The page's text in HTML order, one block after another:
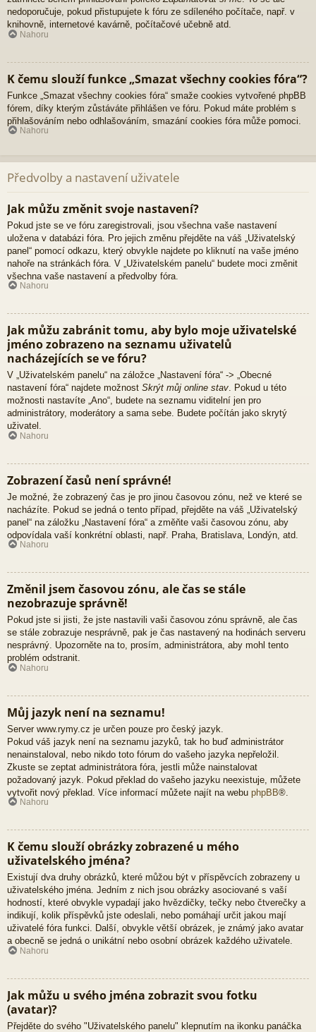
nedoporučuje, pokud přistupujete k fóru ze sdíleného počítače, např. v
knihovně, internetové kavárně, počítačové učebně atd.
Nahoru
K čemu slouží funkce „Smazat všechny cookies fóra“?
Funkce „Smazat všechny cookies fóra“ smaže cookies vytvořené phpBB
fórem, díky kterým zůstáváte přihlášen ve fóru. Pokud máte problém s
přihlašováním nebo odhlašováním, smazání cookies fóra může pomoci.
Nahoru
Předvolby a nastavení uživatele
Jak můžu změnit svoje nastavení?
Pokud jste se ve fóru zaregistrovali, jsou všechna vaše nastavení
uložena v databázi fóra. Pro jejich změnu přejděte na váš „Uživatelský
panel“ pomocí odkazu, který obvykle najdete po kliknutí na vaše jméno
nahoře na stránkách fóra. V „Uživatelském panelu“ budete moci změnit
všechna vaše nastavení a předvolby fóra.
Nahoru
Jak můžu zabránit tomu, aby bylo moje uživatelské
jméno zobrazeno na seznamu uživatelů
nacházejících se ve fóru?
V „Uživatelském panelu“ na záložce „Nastavení fóra“ -> „Obecné
nastavení fóra“ najdete možnost Skrýt můj online stav. Pokud u této
možnosti nastavíte „Ano“, budete na seznamu viditelní jen pro
administrátory, moderátory a sama sebe. Budete počítán jako skrytý
uživatel.
Nahoru
Zobrazení časů není správné!
Je možné, že zobrazený čas je pro jinou časovou zónu, než ve které se
nacházíte. Pokud se jedná o tento případ, přejděte na váš „Uživatelský
panel“ na záložku „Nastavení fóra“ a změňte vaši časovou zónu, aby
odpovídala vaší konkrétní oblasti, např. Praha, Bratislava, Londýn, atd.
Nahoru
Změnil jsem časovou zónu, ale čas se stále
nezobrazuje správně!
Pokud jste si jisti, že jste nastavili vaši časovou zónu správně, ale čas
se stále zobrazuje nesprávně, pak je čas nastavený na hodinách serveru
nesprávný. Upozorněte na to, prosím, administrátora, aby mohl tento
problém odstranit.
Nahoru
Můj jazyk není na seznamu!
Server www.rymy.cz je určen pouze pro český jazyk.
Pokud váš jazyk není na seznamu jazyků, tak ho buď administrátor
nenainstaloval, nebo nikdo toto fórum do vašeho jazyka nepřeložil.
Zkuste se zeptat administrátora fóra, jestli může nainstalovat
požadovaný jazyk. Pokud překlad do vašeho jazyku neexistuje, můžete
vytvořit nový překlad. Více informací můžete najít na webu phpBB®.
Nahoru
K čemu slouží obrázky zobrazené u mého
uživatelského jména?
Existují dva druhy obrázků, které můžou být v příspěvcích zobrazeny u
uživatelského jména. Jedním z nich jsou obrázky asociované s vaší
hodností, které obvykle vypadají jako hvězdičky, tečky nebo čtverečky a
indikují, kolik příspěvků jste odeslali, nebo pomáhají určit jakou mají
uživatelé fóra funkci. Další, obvykle větší obrázek, je známý jako avatar
a obecně se jedná o unikátní nebo osobní obrázek každého uživatele.
Nahoru
Jak můžu u svého jména zobrazit svou fotku
(avatar)?
Přejděte do svého "Uživatelského panelu" klepnutím na ikonku panáčka